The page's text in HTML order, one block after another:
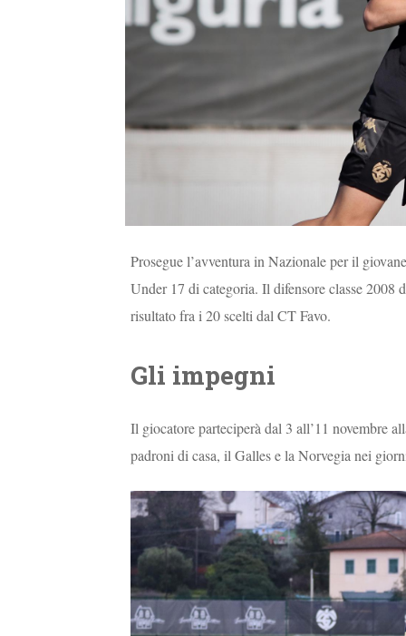
Prosegue l’avventura in Nazionale per il giovane
Under 17 di categoria. Il difensore classe 2008
risultato fra i 20 scelti dal CT Favo.
Gli impegni
Il giocatore parteciperà dal 3 all’11 novembre
padroni di casa, il Galles e la Norvegia nei